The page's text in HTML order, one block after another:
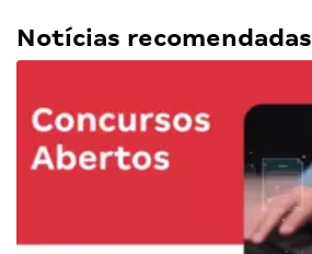
Notícias recomendadas